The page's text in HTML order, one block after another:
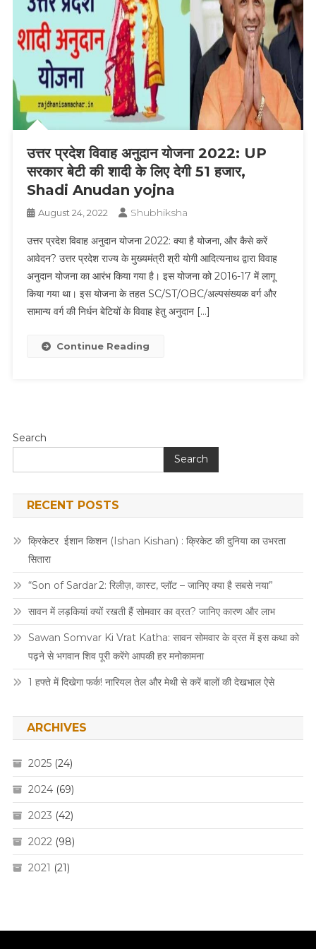
उत्तर प्रदेश विवाह अनुदान योजना 2022: UP
सरकार बेटी की शादी के लिए देगी 51 हजार,
Shadi Anudan yojna
August 24, 2022 Shubhiksha
उत्तर प्रदेश विवाह अनुदान योजना 2022: क्या है योजना, और कैसे करें
आवेदन? उत्तर प्रदेश राज्य के मुख्यमंत्री श्री योगी आदित्यनाथ द्वारा विवाह
अनुदान योजना का आरंभ किया गया है। इस योजना को 2016-17 में लागू
किया गया था। इस योजना के तहत SC/ST/OBC/अल्पसंख्यक वर्ग और
सामान्य वर्ग की निर्धन बेटियों के विवाह हेतु अनुदान […]
Continue Reading
Search
Search
RECENT POSTS
क्रिकेटर ईशान किशन (Ishan Kishan) : क्रिकेट की दुनिया का उभरता
सितारा
“Son of Sardar 2: रिलीज़, कास्ट, प्लॉट – जानिए क्या है सबसे नया”
सावन में लड़कियां क्यों रखती हैं सोमवार का व्रत? जानिए कारण और लाभ
Sawan Somvar Ki Vrat Katha: सावन सोमवार के व्रत में इस कथा को
पढ़ने से भगवान शिव पूरी करेंगे आपकी हर मनोकामना
1 हफ्ते में दिखेगा फर्क! नारियल तेल और मेथी से करें बालों की देखभाल ऐसे
ARCHIVES
2025(24)
2024(69)
2023 (42)
2022 (98)
2021 (21)